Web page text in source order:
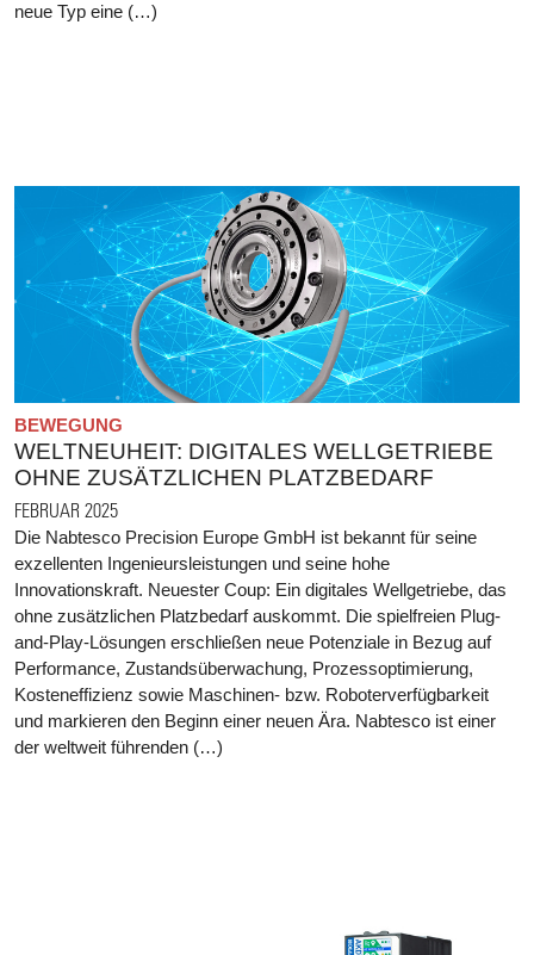
neue Typ eine (…)
BEWEGUNG
WELTNEUHEIT: DIGITALES WELLGETRIEBE
OHNE ZUSÄTZLICHEN PLATZBEDARF
FEBRUAR 2025
Die Nabtesco Precision Europe GmbH ist bekannt für seine
exzellenten Ingenieursleistungen und seine hohe
Innovationskraft. Neuester Coup: Ein digitales Wellgetriebe, das
ohne zusätzlichen Platzbedarf auskommt. Die spielfreien Plug-
and-Play-Lösungen erschließen neue Potenziale in Bezug auf
Performance, Zustandsüberwachung, Prozessoptimierung,
Kosteneffizienz sowie Maschinen- bzw. Roboterverfügbarkeit
und markieren den Beginn einer neuen Ära. Nabtesco ist einer
der weltweit führenden (…)